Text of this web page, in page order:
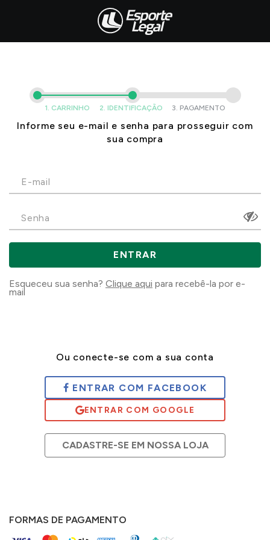
1. CARRINHO 2. IDENTIFICAÇÃO 3. PAGAMENTO
Informe seu e-mail e senha para prosseguir com
sua compra
ENTRAR
Esqueceu sua senha? Clique aqui para recebê-la por e-
mail
Ou conecte-se com a sua conta
ENTRAR COM FACEBOOK
CADASTRE-SE EM NOSSA LOJA
FORMAS DE PAGAMENTO